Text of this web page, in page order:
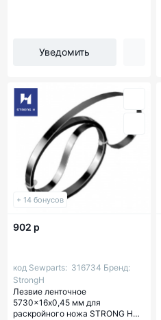
Уведомить
+ 14 бонусов
902 р
код Sewparts: 316734 Бренд:
StrongH
Лезвие ленточное
5730x16х0,45 мм для
раскройного ножа STRONG H